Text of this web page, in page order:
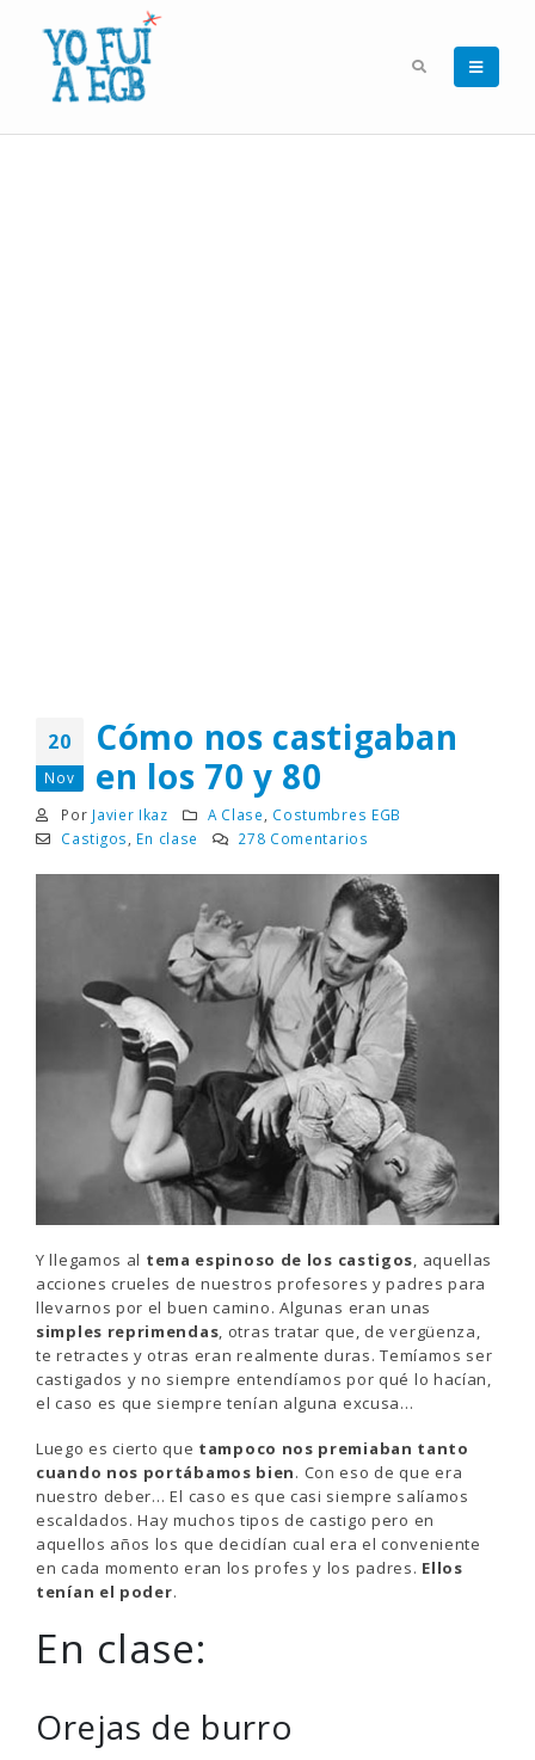
20
Nov
Cómo nos castigaban
en los 70 y 80
Por Javier Ikaz A Clase
Costumbres EGB
Castigos
En clase 278 Comentarios
Y llegamos al tema espinoso de los castigos, aquellas
acciones crueles de nuestros profesores y padres para
llevarnos por el buen camino. Algunas eran unas
simples reprimendas, otras tratar que, de vergüenza,
te retractes y otras eran realmente duras. Temíamos ser
castigados y no siempre entendíamos por qué lo hacían,
el caso es que siempre tenían alguna excusa…
Luego es cierto que tampoco nos premiaban tanto
cuando nos portábamos bien. Con eso de que era
nuestro deber… El caso es que casi siempre salíamos
escaldados. Hay muchos tipos de castigo pero en
aquellos años los que decidían cual era el conveniente
en cada momento eran los profes y los padres. Ellos
tenían el poder.
En clase:
Orejas de burro